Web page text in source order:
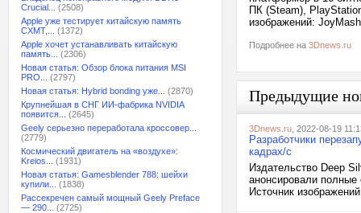
Crucial...
(2508)
Apple уже тестирует китайскую память
CXMT,...
(1372)
Apple хочет устанавливать китайскую
память...
(2306)
Новая статья: Обзор блока питания MSI
PRO...
(2797)
Новая статья: Hybrid bonding уже...
(2870)
Крупнейшая в СНГ ИИ-фабрика NVIDIA
появится...
(2645)
Geely серьезно переработала кроссовер...
(2779)
Космический двигатель на «воздухе»:
Kreios...
(1931)
Новая статья: Gamesblender 788: шейхи
купили...
(1838)
Рассекречен самый мощный Geely Preface
— 290...
(2725)
ПК (Steam),
изображений:
Подробнее на 3Dnews.ru
Предыдущие
3Dnews.ru , 2022-08-19
Разработчики
кадрах/с
Издательство Deep
анонсировали
Источник